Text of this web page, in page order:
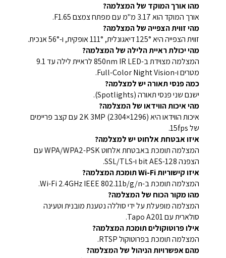
מהו אורך המוקד של המצלמה?
אורך המוקד הוא 3.17 מ"מ עם מפתח צמצם F1.65.
מהי זווית הצפייה של המצלמה?
זווית הצפייה היא 125° דיאגונלית, 111° אופקית, ו-56° אנכית.
מהי יכולת ראיית הלילה של המצלמה?
המצלמה מצוידת ב-850nm IR LED לראיית לילה עד 9.1
מטרים ו-Full-Color Night Vision.
כמה פנסי תאורה יש למצלמה?
ישנם שני פנסי תאורה (Spotlights).
מהי איכות הווידאו של המצלמה?
איכות הווידאו היא 2K 3MP (2304×1296) עם קצב פריימים
של 15fps.
איזו אבטחת אלחוט יש למצלמה?
המצלמה תומכת באבטחת אלחוט WPA/WPA2-PSK עם
הצפנה 128-bit AES ו-SSL/TLS.
איזו קישוריות Wi-Fi תומכת המצלמה?
המצלמה תומכת ב-Wi-Fi 2.4GHz IEEE 802.11b/g/n.
מהו מקור הכוח של המצלמה?
המצלמה מופעלת על ידי סוללה נטענת מובנית וטעינה
סולארית עם Tapo A201.
אילו פרוטוקולים תומכת המצלמה?
המצלמה תומכת בפרוטוקול RTSP.
מהם אפשרויות הניהול של המצלמה?